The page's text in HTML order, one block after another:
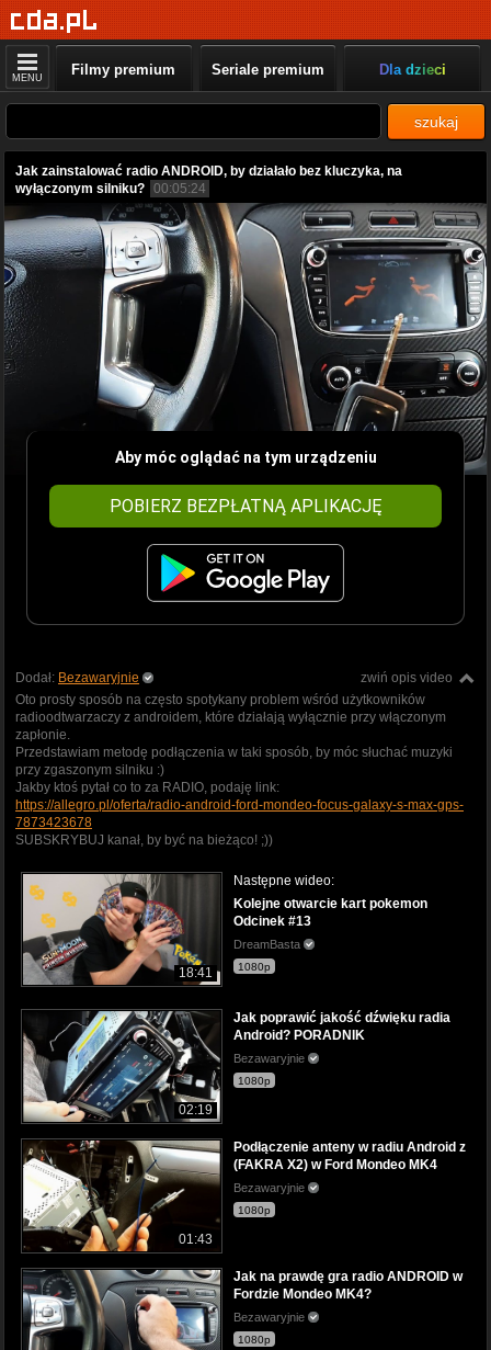
MENU Filmy premium Seriale premium Dla dzieci
szukaj
Jak zainstalować radio ANDROID, by działało bez kluczyka, na
wyłączonym silniku? 00:05:24
Aby móc oglądać na tym urządzeniu
POBIERZ BEZPŁATNĄ APLIKACJĘ
zwiń opis video
Dodał: Bezawaryjnie
Oto prosty sposób na często spotykany problem wśród użytkowników
radioodtwarzaczy z androidem, które działają wyłącznie przy włączonym
zapłonie.
Przedstawiam metodę podłączenia w taki sposób, by móc słuchać muzyki
przy zgaszonym silniku :)
Jakby ktoś pytał co to za RADIO, podaję link:
https://allegro.pl/oferta/radio-android-ford-mondeo-focus-galaxy-s-max-gps-
7873423678
SUBSKRYBUJ kanał, by być na bieżąco! ;))
18:41
Następne wideo:
Kolejne otwarcie kart pokemon
Odcinek #13
DreamBasta
1080p
02:19
Jak poprawić jakość dźwięku radia
Android? PORADNIK
Bezawaryjnie
1080p
01:43
Podłączenie anteny w radiu Android z
(FAKRA X2) w Ford Mondeo MK4
Bezawaryjnie
1080p
Jak na prawdę gra radio ANDROID w
Fordzie Mondeo MK4?
Bezawaryjnie
1080p